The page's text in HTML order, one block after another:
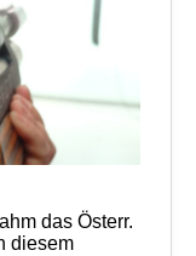
das Österr.
diesem